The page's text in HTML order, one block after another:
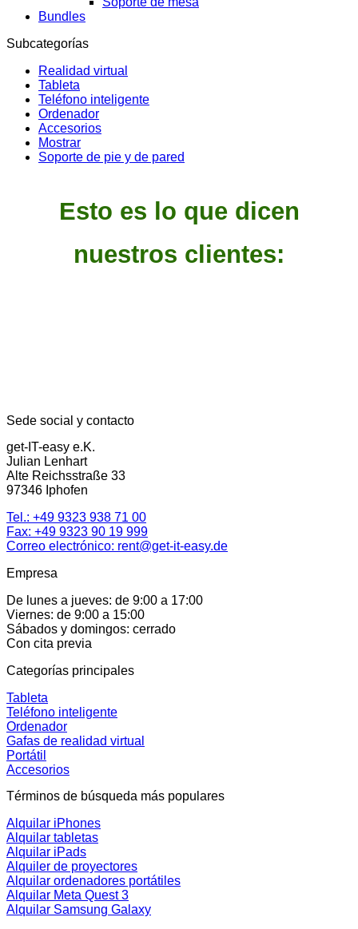
Bundles
Subcategorías
Realidad virtual
Tableta
Teléfono inteligente
Ordenador
Accesorios
Mostrar
Soporte de pie y de pared
Esto es lo que dicen
nuestros clientes:
Sede social y contacto
get-IT-easy e.K.
Julian Lenhart
Alte Reichsstraße 33
97346 Iphofen
Tel.: +49 9323 938 71 00
Fax: +49 9323 90 19 999
Correo electrónico: rent@get-it-easy.de
Empresa
De lunes a jueves: de 9:00 a 17:00
Viernes: de 9:00 a 15:00
Sábados y domingos: cerrado
Con cita previa
Categorías principales
Tableta
Teléfono inteligente
Ordenador
Gafas de realidad virtual
Portátil
Accesorios
Términos de búsqueda más populares
Alquilar iPhones
Alquilar tabletas
Alquilar iPads
Alquiler de proyectores
Alquilar ordenadores portátiles
Alquilar Meta Quest 3
Alquilar Samsung Galaxy